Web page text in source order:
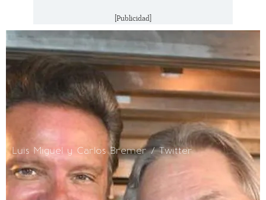
[Publicidad]
Luis Miguel y Carlos Bremer / Twitter